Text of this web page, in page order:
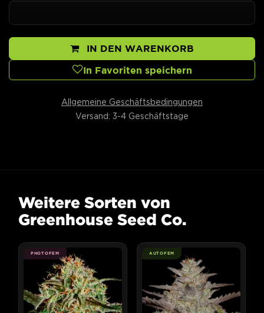
IN DEN WARENKORB
In Favoriten speichern
Allgemeine Geschäftsbedingungen
Versand: 3-4 Geschäftstage
Weitere Sorten von
Greenhouse Seed Co.
PHOTOFEM AUTOFEM